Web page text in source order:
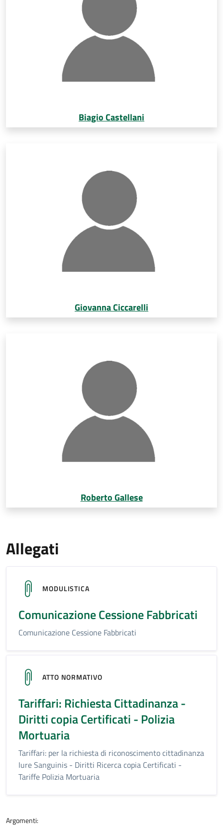
Biagio Castellani
Giovanna Ciccarelli
Roberto Gallese
Allegati
MODULISTICA
Comunicazione Cessione Fabbricati
Comunicazione Cessione Fabbricati
ATTO NORMATIVO
Tariffari: Richiesta Cittadinanza -
Diritti copia Certificati - Polizia
Mortuaria
Tariffari: per la richiesta di riconoscimento cittadinanza
Iure Sanguinis - Diritti Ricerca copia Certificati -
Tariffe Polizia Mortuaria
Argomenti: